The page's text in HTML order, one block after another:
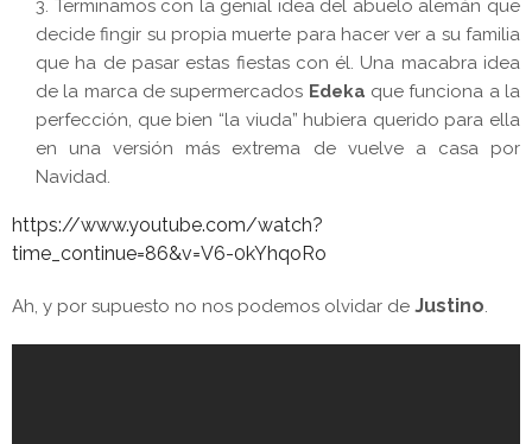
Terminamos con la genial idea del abuelo alemán que
decide fingir su propia muerte para hacer ver a su familia
que ha de pasar estas fiestas con él. Una macabra idea
de la marca de supermercados Edeka que funciona a la
perfección, que bien “la viuda” hubiera querido para ella
en una versión más extrema de vuelve a casa por
Navidad.
https://www.youtube.com/watch?
time_continue=86&v=V6-0kYhqoRo
Ah, y por supuesto no nos podemos olvidar de Justino.